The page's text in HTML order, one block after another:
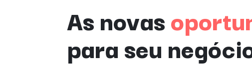
As novas
para seu